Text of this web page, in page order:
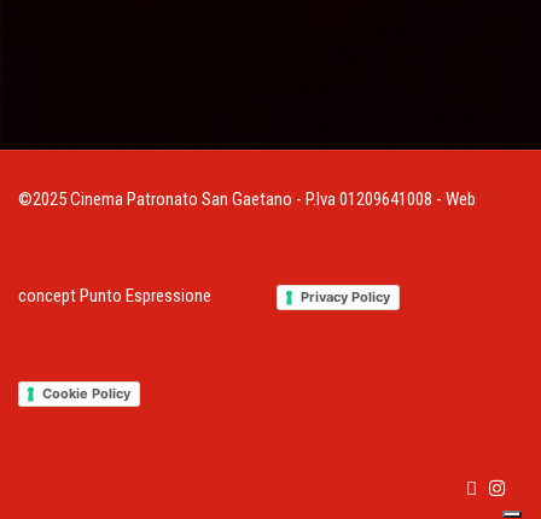
©2025 Cinema Patronato San Gaetano - P.Iva 01209641008 - Web
conceptPunto Espressione Privacy Policy
Cookie Policy